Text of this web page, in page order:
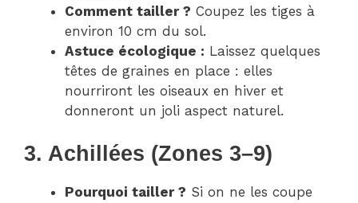
Comment tailler ? Coupez les tiges à
environ 10 cm du sol.
Astuce écologique : Laissez quelques
têtes de graines en place : elles
nourriront les oiseaux en hiver et
donneront un joli aspect naturel.
3. Achillées (Zones 3–9)
Pourquoi tailler ? Si on ne les coupe